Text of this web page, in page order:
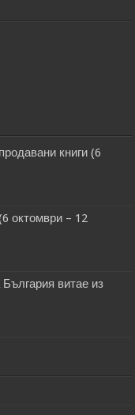
книги (6
октомври – 12
витае из